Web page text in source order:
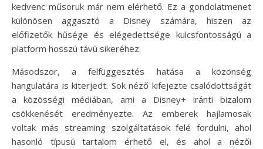
kedvenc műsoruk már nem elérhető. Ez a gondolatmenet
különösen aggasztó a Disney számára, hiszen az
előfizetők hűsége és elégedettsége kulcsfontosságú a
platform hosszú távú sikeréhez.
Másodszor, a felfüggesztés hatása a közönség
hangulatára is kiterjedt. Sok néző kifejezte csalódottságát
a közösségi médiában, ami a Disney+ iránti bizalom
csökkenését eredményezte. Az emberek hajlamosak
voltak más streaming szolgáltatások felé fordulni, ahol
hasonló típusú tartalom érhető el, és ahol a nézői